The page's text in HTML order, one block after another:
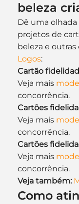
beleza
Dê uma
projetos de
beleza e
Logos:
Cartão
Veja mais
concorrência.
Cartões
Veja mais
concorrência.
Cartões
Veja mais
concorrência.
Veja também:
Como